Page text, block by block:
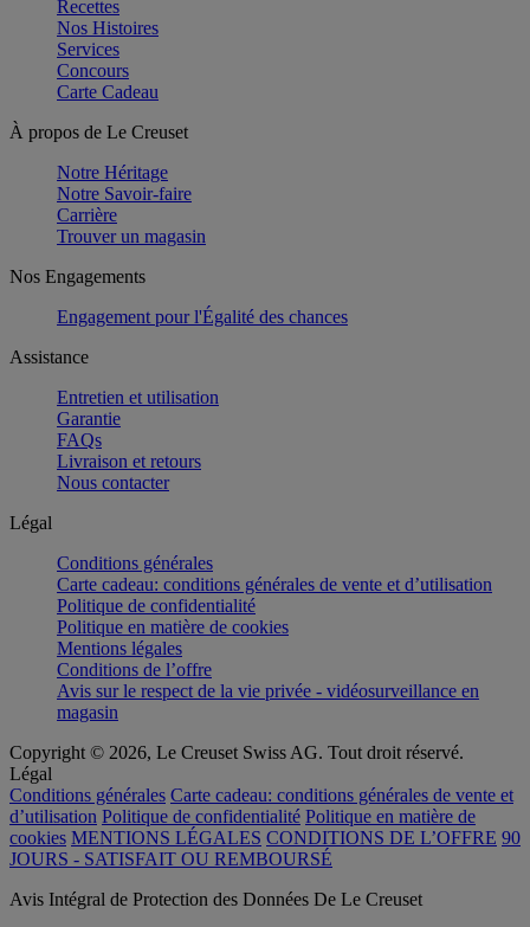
Recettes
Nos Histoires
Services
Concours
Carte Cadeau
À propos de Le Creuset
Notre Héritage
Notre Savoir-faire
Carrière
Trouver un magasin
Nos Engagements
Engagement pour l'Égalité des chances
Assistance
Entretien et utilisation
Garantie
FAQs
Livraison et retours
Nous contacter
Légal
Conditions générales
Carte cadeau: conditions générales de vente et d’utilisation
Politique de confidentialité
Politique en matière de cookies
Mentions légales
Conditions de l’offre
Avis sur le respect de la vie privée - vidéosurveillance en
magasin
Copyright © 2026, Le Creuset Swiss AG. Tout droit réservé.
Légal
Conditions générales Carte cadeau: conditions générales de vente et
d’utilisation Politique de confidentialité Politique en matière de
cookies MENTIONS LÉGALES CONDITIONS DE L’OFFRE 90
JOURS - SATISFAIT OU REMBOURSÉ
Avis Intégral de Protection des Données De Le Creuset